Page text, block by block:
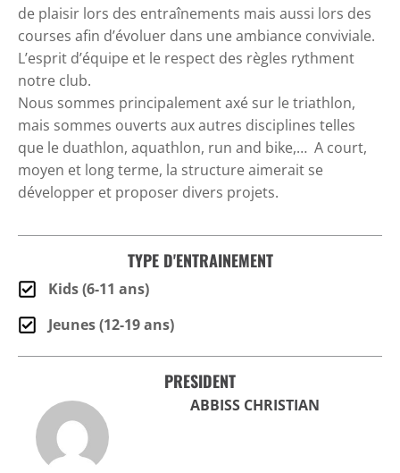
TYPE D'ENTRAINEMENT
Kids (6-11 ans)
Jeunes (12-19 ans)
PRESIDENT
ABBISS CHRISTIAN
de plaisir lors des entraînements mais aussi lors des
courses afin d’évoluer dans une ambiance conviviale.
L’esprit d’équipe et le respect des règles rythment
notre club.
Nous sommes principalement axé sur le triathlon,
mais sommes ouverts aux autres disciplines telles
que le duathlon, aquathlon, run and bike,… A court,
moyen et long terme, la structure aimerait se
développer et proposer divers projets.